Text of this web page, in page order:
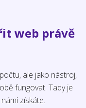
web právě
ale jako nástroj,
fungovat. Tady je
získáte.